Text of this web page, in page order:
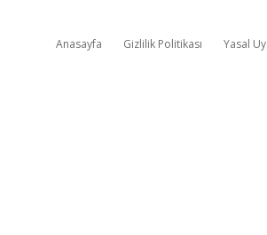
Anasayfa Gizlilik Politikası Yasal